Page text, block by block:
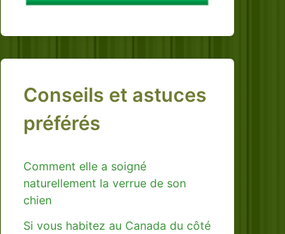
Conseils et astuces
préférés
Comment elle a soigné
naturellement la verrue de son
chien
Si vous habitez au Canada du côté